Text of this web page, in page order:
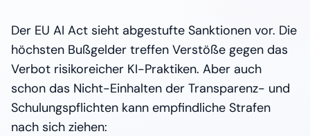
Der EU AI Act sieht abgestufte Sanktionen vor. Die
höchsten Bußgelder treffen Verstöße gegen das
Verbot risikoreicher KI-Praktiken. Aber auch
schon das Nicht-Einhalten der Transparenz- und
Schulungspflichten kann empfindliche Strafen
nach sich ziehen: